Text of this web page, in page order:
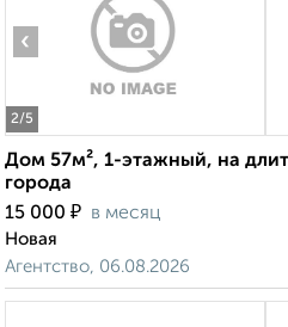
2/5
‹
Дом 57м², 1-этажный, на
города
15 000 ₽ в месяц
Новая
Агентство, 06.08.2026